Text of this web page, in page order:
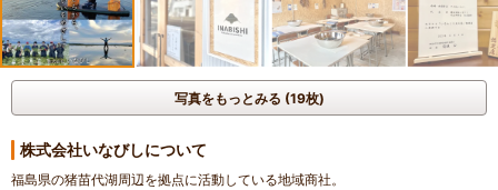
写真をもっとみる (19枚)
株式会社いなびしについて
福島県の猪苗代湖周辺を拠点に活動している地域商社。